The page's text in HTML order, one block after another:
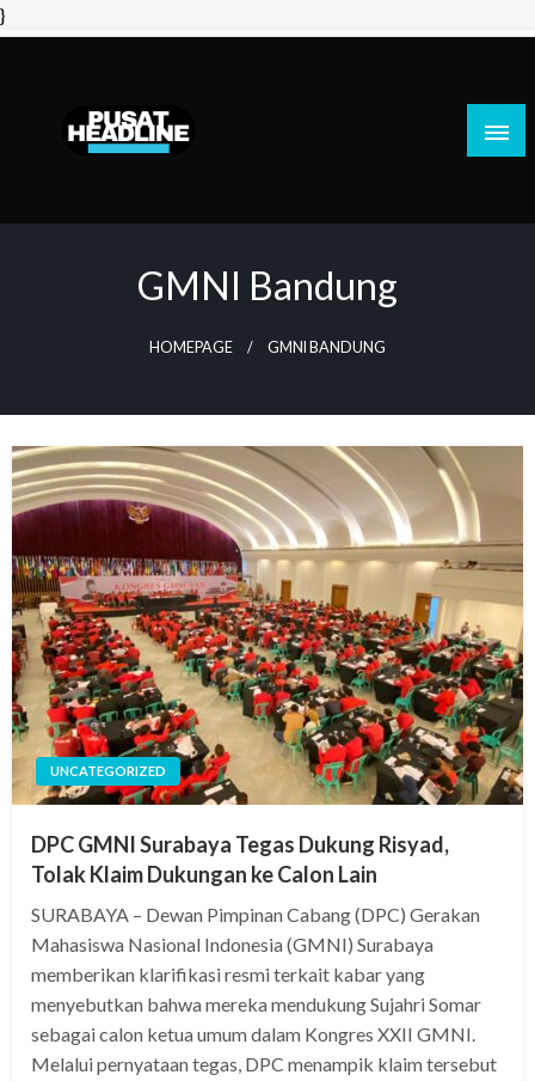
}Skip
to
GMNI Bandung
HOMEPAGE GMNI BANDUNG
UNCATEGORIZED
DPC GMNI Surabaya Tegas Dukung Risyad,
Tolak Klaim Dukungan ke Calon Lain
SURABAYA – Dewan Pimpinan Cabang (DPC) Gerakan
Mahasiswa Nasional Indonesia (GMNI) Surabaya
memberikan klarifikasi resmi terkait kabar yang
menyebutkan bahwa mereka mendukung Sujahri Somar
sebagai calon ketua umum dalam Kongres XXII GMNI.
Melalui pernyataan tegas, DPC menampik klaim tersebut